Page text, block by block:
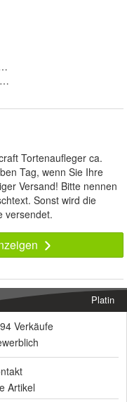
und ohne Wunschtext
Tortenaufleger ca.
Tag, wenn Sie Ihre
Versand! Bitte nennen
Sonst wird die
versendet.
Platin
Verkäufe
Artikel